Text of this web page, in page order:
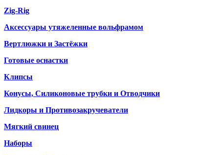
Zig-Rig
Аксессуары утяжеленные вольфрамом
Вертлюжки и Застёжки
Готовые оснастки
Клипсы
Конусы, Силиконовые трубки и Отводчики
Лидкоры и Противозакручеватели
Мягкий свинец
Наборы